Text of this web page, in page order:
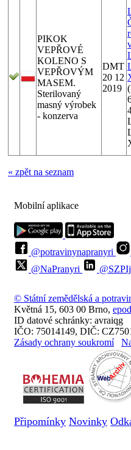
PIKOK
VEPŘOVÉ
KOLENO S
VEPŘOVÝM
MASEM.
Sterilovaný
masný výrobek
- konzerva
DMT
20 12
2019
« zpět na seznam
Mobilní aplikace
@potravinynapranyri
@NaPranyri
© Státní zemědělská a
Květná 15, 603 00 Brno,
ID datové schránky: avraiqg
IČO: 75014149, DIČ:
Zásady ochrany soukromí
Připomínky Novinky